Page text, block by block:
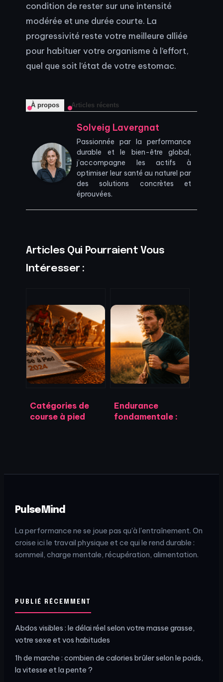
condition de rester sur une intensité
modérée et une durée courte. La
progressivité reste votre meilleure alliée
pour habituer votre organisme à l’effort,
quel que soit l’état de votre estomac.
À propos Articles récents
Solveig Lavergnat
Passionnée par la performance
durable et le bien-être global,
j’accompagne les actifs à
optimiser leur santé au naturel par
des solutions concrètes et
éprouvées.
Articles Qui Pourraient Vous
Intéresser :
Catégories de
course à pied
Endurance
fondamentale :
PulseMind
La performance ne se joue pas qu'à l'entraînement. On
croise ici le travail physique et ce qui le rend durable :
sommeil, charge mentale, récupération, alimentation.
PUBLIÉ RÉCEMMENT
Abdos visibles : le délai réel selon votre masse grasse,
votre sexe et vos habitudes
1h de marche : combien de calories brûler selon le poids,
la vitesse et la pente ?